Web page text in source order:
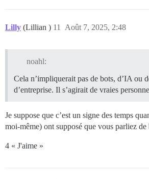
Lilly (Lillian ) Août 7, 2025, 2:48
11
noahl:
Cela n’impliquerait pas de bots, d’IA ou
d’entreprise. Il s’agirait de vraies
Je suppose que c’est un signe des temps
moi-même) ont supposé que vous parliez de
4 « J'aime »